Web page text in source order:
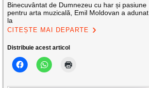
Binecuvântat de Dumnezeu cu har și pasiune
pentru arta muzicală, Emil Moldovan a adunat
la
CITEȘTE MAI DEPARTE
Distribuie acest articol